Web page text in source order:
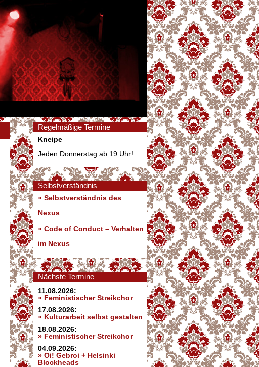
Regelmäßige Termine
Kneipe
Jeden Donnerstag ab 19 Uhr!
Selbstverständnis
» Selbstverständnis des
Nexus
» Code of Conduct – Verhalten
im Nexus
Nächste Termine
11.08.2026:
» Feministischer Streikchor
17.08.2026:
» Kulturarbeit selbst gestalten
18.08.2026:
» Feministischer Streikchor
04.09.2026:
» Oi! Gebroi + Helsinki
Blockheads